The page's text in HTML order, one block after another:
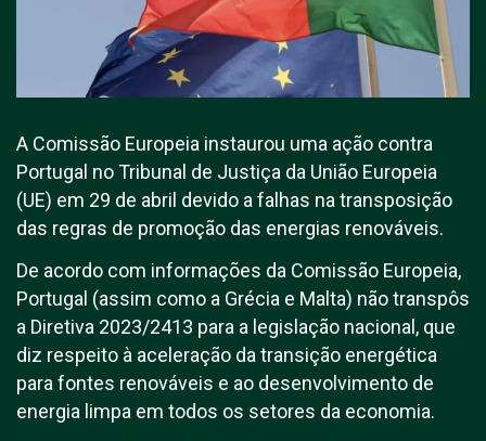
A Comissão Europeia instaurou uma ação contra
Portugal no Tribunal de Justiça da União Europeia
(UE) em 29 de abril devido a falhas na transposição
das regras de promoção das energias renováveis.
De acordo com informações da Comissão Europeia,
Portugal (assim como a Grécia e Malta) não transpôs
a Diretiva 2023/2413 para a legislação nacional, que
diz respeito à aceleração da transição energética
para fontes renováveis e ao desenvolvimento de
energia limpa em todos os setores da economia.